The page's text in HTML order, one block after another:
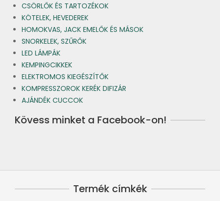
CSÖRLŐK ÉS TARTOZÉKOK
KÖTELEK, HEVEDEREK
HOMOKVAS, JACK EMELŐK ÉS MÁSOK
SNORKELEK, SZŰRŐK
LED LÁMPÁK
KEMPINGCIKKEK
ELEKTROMOS KIEGÉSZÍTŐK
KOMPRESSZOROK KERÉK DIFIZÁR
AJÁNDÉK CUCCOK
Kövess minket a Facebook-on!
Termék címkék